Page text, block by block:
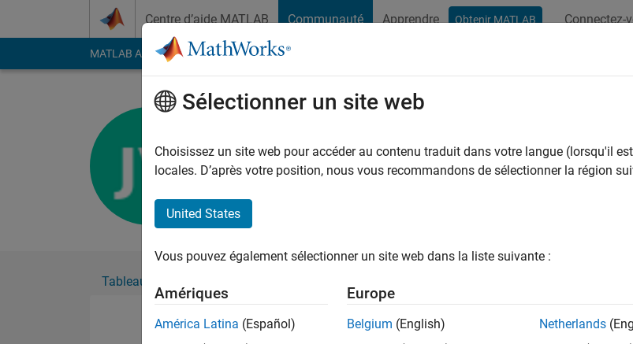
Centre d’aide MATLAB Communauté Apprendre Obtenir MATLAB Connectez-
MATLAB Answers File Exchange Cody
Actif depuis 2020
Followers:0Following:0
Tableau de bord
Please to endorse this person in a
Sélectionner un site web
Choisissez un site web pour accéder au contenu traduit dans votre langue (lorsqu'il
locales. D’après votre position, nous vous recommandons de sélectionner la région
United States
Vous pouvez également sélectionner un site web dans la liste suivante :
Amériques
América Latina (Español)
Europe
Belgium (English)
Netherlands